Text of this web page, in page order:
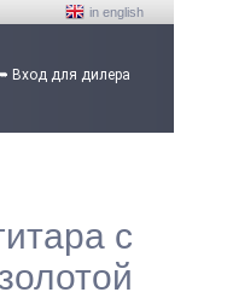
in english
для дилера
с